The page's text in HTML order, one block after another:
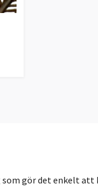
gör det enkelt att